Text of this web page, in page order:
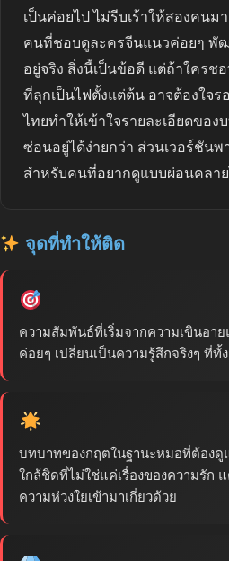
เป็นค่อยไป ไม่รีบเร้าให้สองคนม
คนที่ชอบดูละครจีนแนวค่อยๆ พั
อยู่จริง สิ่งนี้เป็นข้อดี แต่ถ้าใครช
ที่ลุกเป็นไฟตั้งแต่ต้น อาจต้องใจ
ไทยทำให้เข้าใจรายละเอียดขอ
ซ่อนอยู่ได้ง่ายกว่า ส่วนเวอร์ชันพ
สำหรับคนที่อยากดูแบบผ่อนคลา
จุดที่ทำให้ติด
ความสัมพันธ์ที่เริ่มจากความเขินอา
ค่อยๆ เปลี่ยนเป็นความรู้สึกจริงๆ ที่ทั้
บทบาทของกฤตในฐานะหมอที่ต้องดู
ใกล้ชิดที่ไม่ใช่แค่เรื่องของความรัก
ความห่วงใยเข้ามาเกี่ยวด้วย